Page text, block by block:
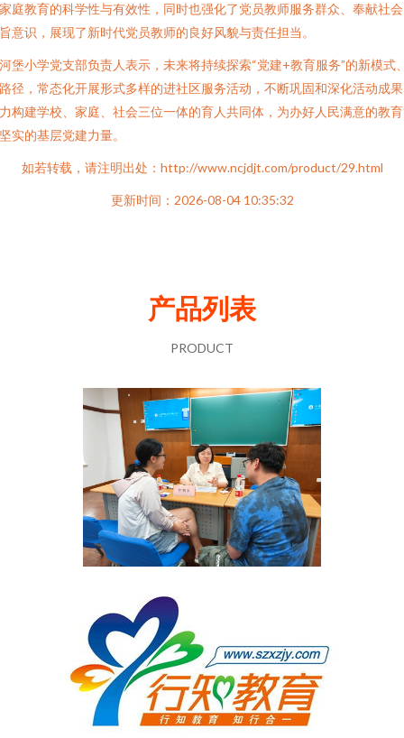
庭教育的科学性与有效性，同时也强化了党员教师服务群众、奉献社
意识，展现了新时代党员教师的良好风貌与责任担当。
堡小学党支部负责人表示，未来将持续探索“党建+教育服务”的新模式
径，常态化开展形式多样的进社区服务活动，不断巩固和深化活动成
构建学校、家庭、社会三位一体的育人共同体，为办好人民满意的教
实的基层党建力量。
如若转载，请注明出处：http://www.ncjdjt.com/product/29.html
更新时间：2026-08-04 10:35:32
产品列表
PRODUCT